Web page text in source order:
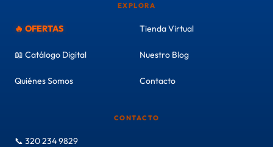
EXPLORA
🔥 OFERTAS Tienda Virtual
📖 Catálogo Digital Nuestro Blog
Quiénes Somos Contacto
CONTACTO
📞 320 234 9829